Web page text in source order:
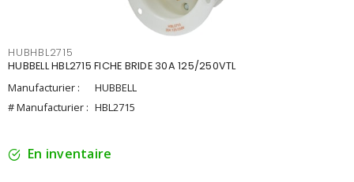
HUBHBL2715
HUBBELL HBL2715 FICHE BRIDE 30A 125/250VTL
Manufacturier :
HUBBELL
# Manufacturier : HBL2715
En inventaire